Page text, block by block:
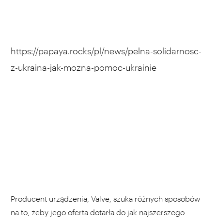
https://papaya.rocks/pl/news/pelna-solidarnosc-
z-ukraina-jak-mozna-pomoc-ukrainie
Producent urządzenia, Valve, szuka różnych sposobów
na to, żeby jego oferta dotarła do jak najszerszego